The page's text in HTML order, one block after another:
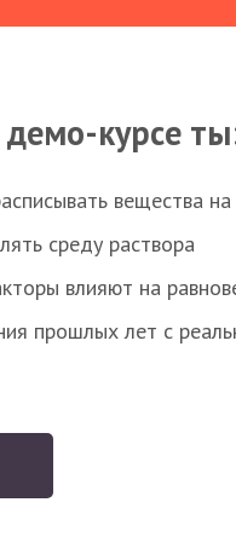
курсе
вещества
среду раствора
влияют на
прошлых лет с